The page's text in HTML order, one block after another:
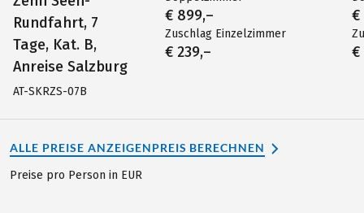
Rundfahrt, 7
Tage, Kat. B,
Anreise Salzburg
AT-SKRZS-07B
€ 899,–
Zuschlag Einzelzimmer
€ 239,–
€
€
ALLE PREISE ANZEIGENPREIS BERECHNEN
Preise pro Person in EUR